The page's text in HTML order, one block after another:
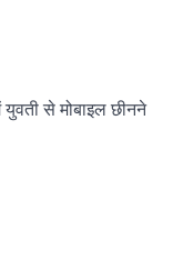
से मोबाइल छीनने